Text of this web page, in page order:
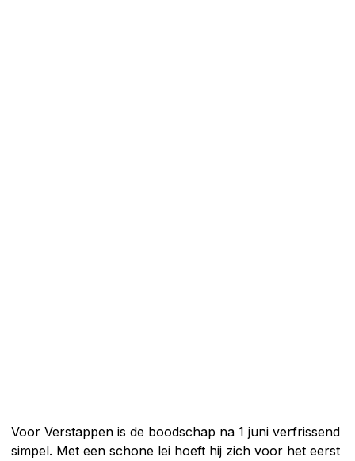
Voor Verstappen is de boodschap na 1 juni verfrissend
simpel. Met een schone lei hoeft hij zich voor het eerst